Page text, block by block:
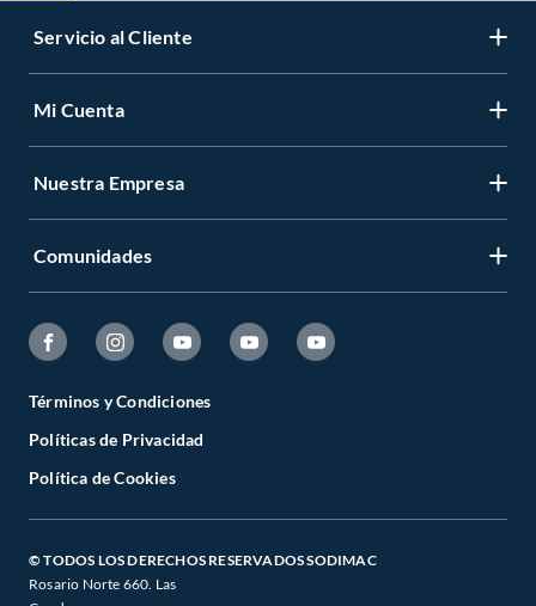
Servicio al Cliente
Mi Cuenta
Nuestra Empresa
Comunidades
Términos y Condiciones
Políticas de Privacidad
Política de Cookies
© TODOS LOS DERECHOS RESERVADOS SODIMAC
Rosario Norte 660. Las